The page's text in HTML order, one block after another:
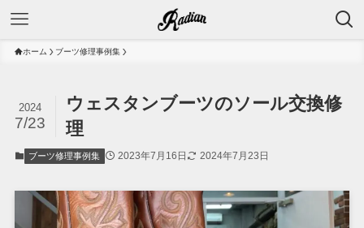
ホーム ブーツ修理事例集
ウェスタンブーツのソール交換修
理
2024
7/23
ブーツ修理事例集 2023年7月16日 2024年7月23日